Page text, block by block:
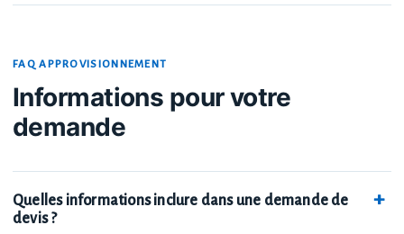
FAQ APPROVISIONNEMENT
Informations pour votre
demande
Quelles informations inclure dans une demande de
devis ?